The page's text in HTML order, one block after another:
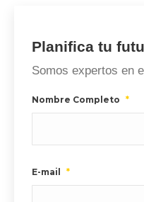
Planifica tu
Somos expertos en
Nombre Completo *
E-mail *